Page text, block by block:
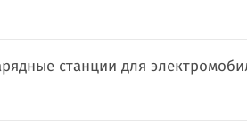
станции для